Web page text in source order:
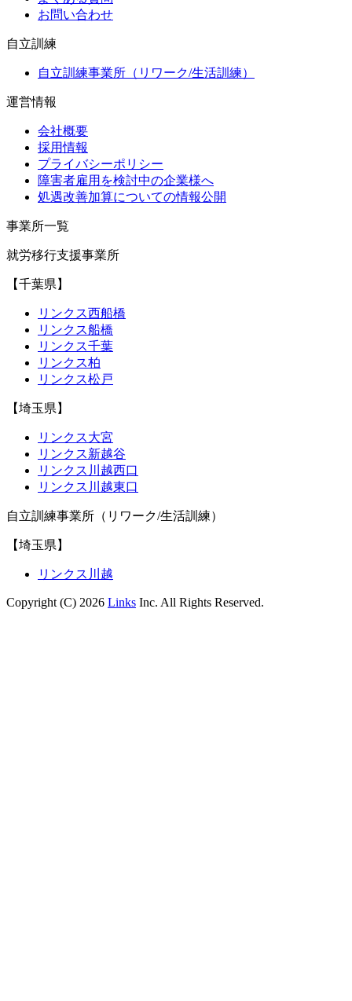
お問い合わせ
自立訓練
自立訓練事業所（リワーク/生活訓練）
運営情報
会社概要
採用情報
プライバシーポリシー
障害者雇用を検討中の企業様へ
処遇改善加算についての情報公開
事業所一覧
就労移行支援事業所
【千葉県】
リンクス西船橋
リンクス船橋
リンクス千葉
リンクス柏
リンクス松戸
【埼玉県】
リンクス大宮
リンクス新越谷
リンクス川越西口
リンクス川越東口
自立訓練事業所（リワーク/生活訓練）
【埼玉県】
リンクス川越
Copyright (C) 2026 Links Inc. All Rights Reserved.